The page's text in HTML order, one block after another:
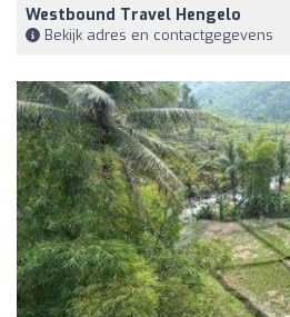
Westbound Travel Hengelo
Bekijk adres en contactgegevens